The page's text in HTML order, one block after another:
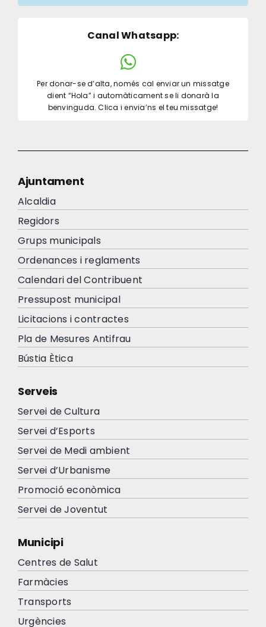
Canal Whatsapp:
Per donar-se d’alta, només cal enviar un missatge
dient “Hola” i automàticament se li donarà la
benvinguda. Clica i envia’ns el teu missatge!
Ajuntament
Alcaldia
Regidors
Grups municipals
Ordenances i reglaments
Calendari del Contribuent
Pressupost municipal
Licitacions i contractes
Pla de Mesures Antifrau
Bústia Ètica
Serveis
Servei de Cultura
Servei d’Esports
Servei de Medi ambient
Servei d’Urbanisme
Promoció econòmica
Servei de Joventut
Municipi
Centres de Salut
Farmàcies
Transports
Urgències